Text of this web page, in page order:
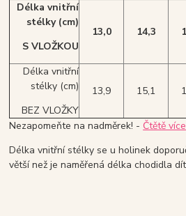
Délka vnitřní
stélky (cm)
S VLOŽKOU
13,0 14,3
Délka vnitřní
stélky (cm)
BEZ VLOŽKY
13,9 15,1
Nezapomeňte na nadměrek! - Čtětě více
Délka vnitřní stélky se u holinek
větší než je naměřená délka chodidla